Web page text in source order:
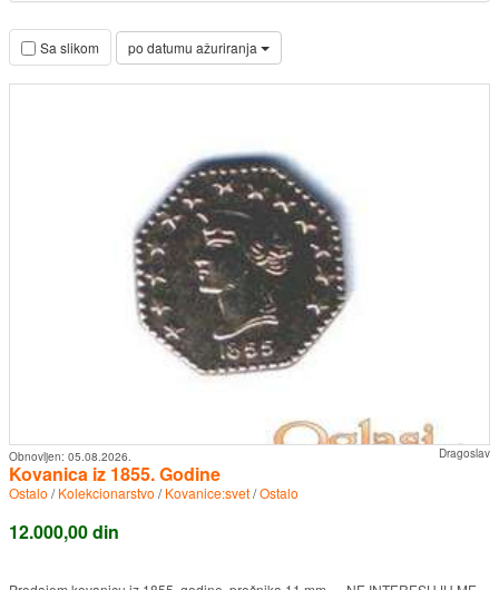
Sa slikom po datumu ažuriranja
Dragoslav
Obnovljen: 05.08.2026.
Kovanica iz 1855. Godine
Ostalo /Kolekcionarstvo /Kovanice:svet/Ostalo
12.000,00 din